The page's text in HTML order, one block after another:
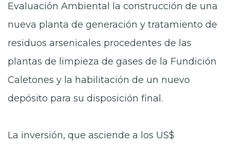
Evaluación Ambiental la construcción de una
nueva planta de generación y tratamiento de
residuos arsenicales procedentes de las
plantas de limpieza de gases de la Fundición
Caletones y la habilitación de un nuevo
depósito para su disposición final.
La inversión, que asciende a los US$